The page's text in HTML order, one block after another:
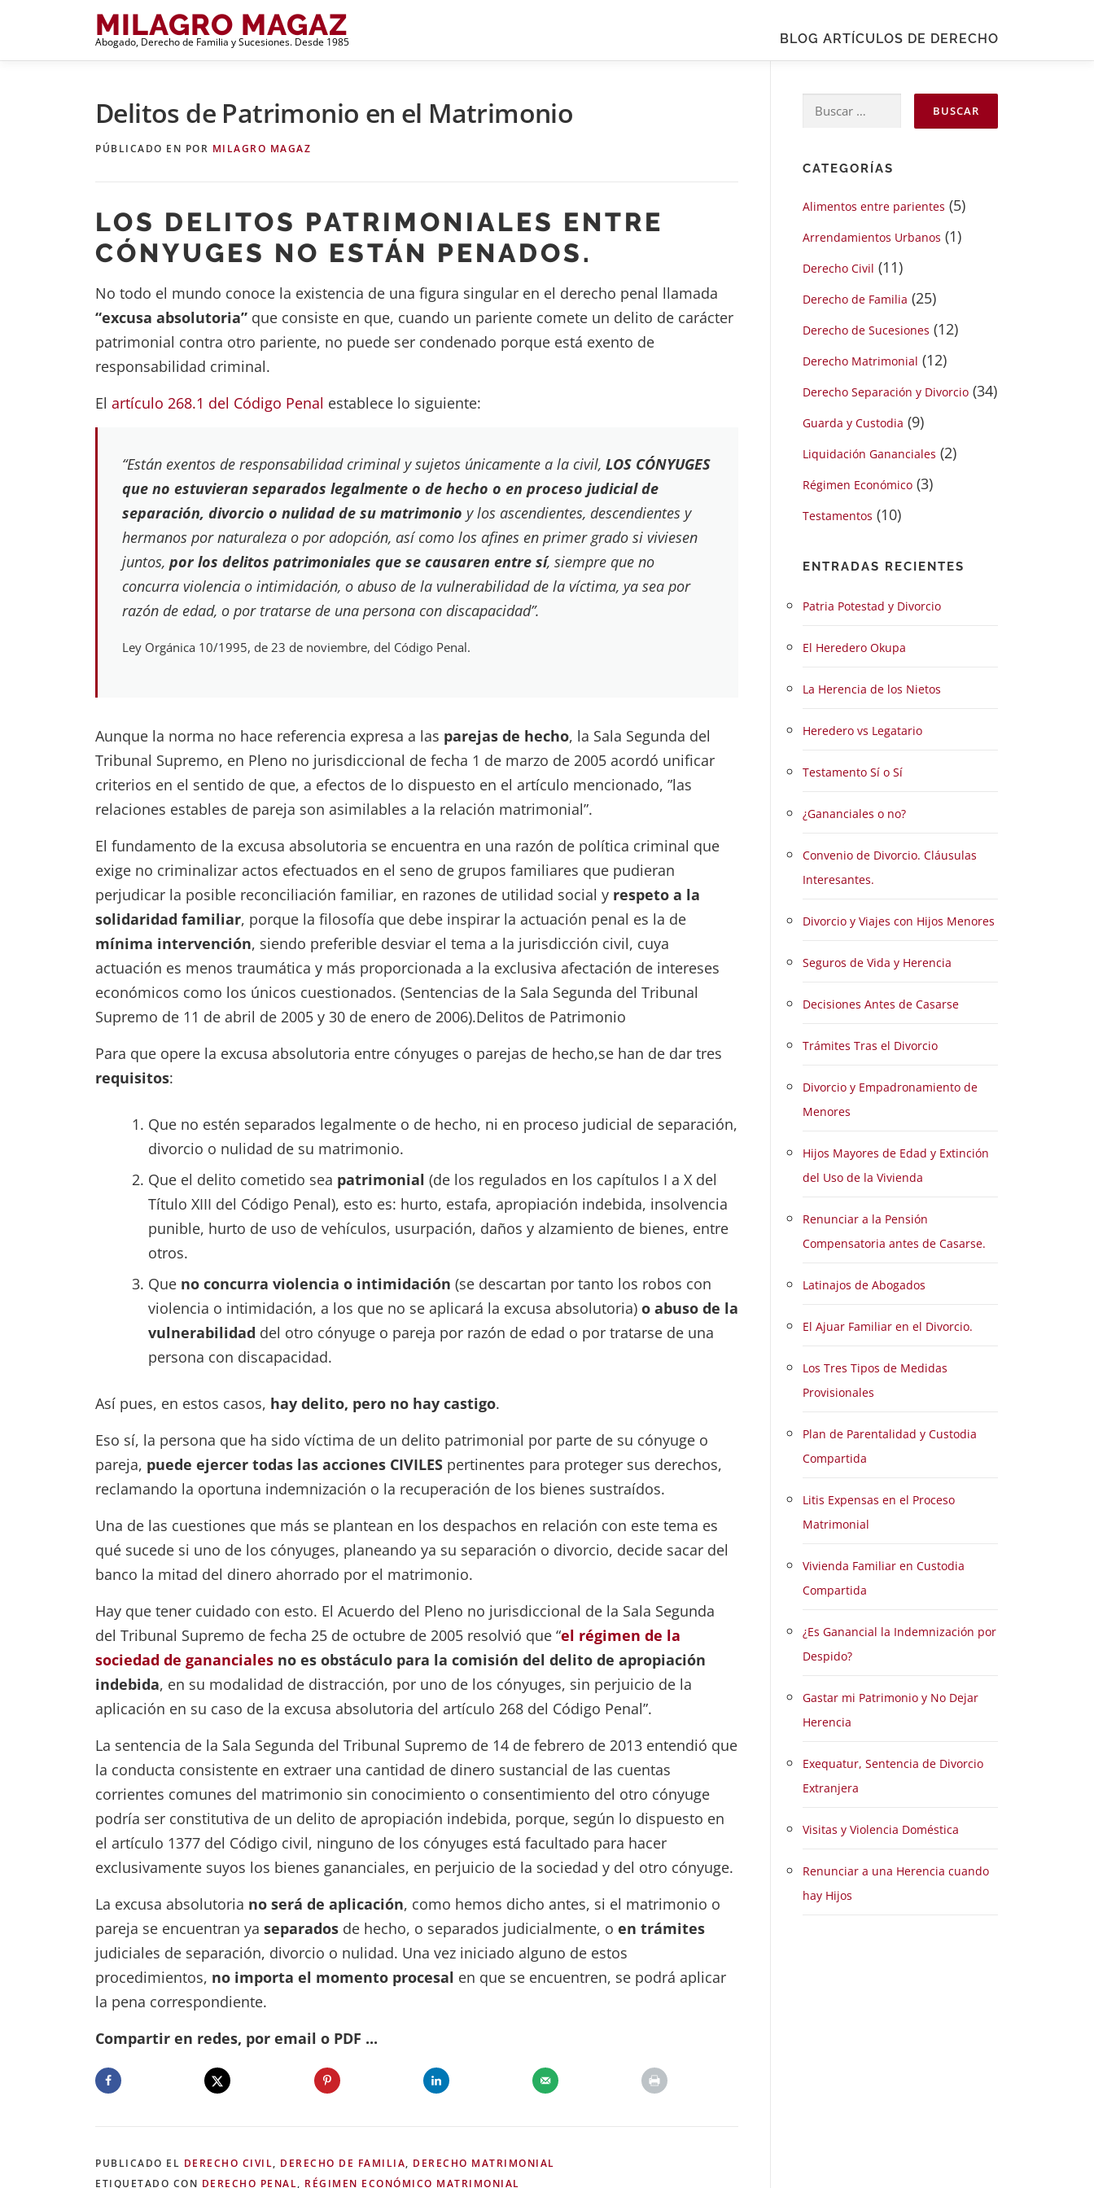
contenido
MILAGRO MAGAZ
Abogado, Derecho de Familia y Sucesiones. Desde 1985 BLOG ARTÍCULOS DE DERECHO
Delitos de Patrimonio en el Matrimonio
PÚBLICADO EN POR MILAGRO MAGAZ
LOS DELITOS PATRIMONIALES ENTRE
CÓNYUGES NO ESTÁN PENADOS.
No todo el mundo conoce la existencia de una figura singular en el derecho penal llamada
“excusa absolutoria” que consiste en que, cuando un pariente comete un delito de carácter
patrimonial contra otro pariente, no puede ser condenado porque está exento de
responsabilidad criminal.
El artículo 268.1 del Código Penal establece lo siguiente:
“Están exentos de responsabilidad criminal y sujetos únicamente a la civil, LOS CÓNYUGES
que no estuvieran separados legalmente o de hecho o en proceso judicial de
separación, divorcio o nulidad de su matrimonio y los ascendientes, descendientes y
hermanos por naturaleza o por adopción, así como los afines en primer grado si viviesen
juntos, por los delitos patrimoniales que se causaren entre sí, siempre que no
concurra violencia o intimidación, o abuso de la vulnerabilidad de la víctima, ya sea por
razón de edad, o por tratarse de una persona con discapacidad”.
Ley Orgánica 10/1995, de 23 de noviembre, del Código Penal.
Aunque la norma no hace referencia expresa a las parejas de hecho, la Sala Segunda del
Tribunal Supremo, en Pleno no jurisdiccional de fecha 1 de marzo de 2005 acordó unificar
criterios en el sentido de que, a efectos de lo dispuesto en el artículo mencionado, ”las
relaciones estables de pareja son asimilables a la relación matrimonial”.
El fundamento de la excusa absolutoria se encuentra en una razón de política criminal que
exige no criminalizar actos efectuados en el seno de grupos familiares que pudieran
perjudicar la posible reconciliación familiar, en razones de utilidad social y respeto a la
solidaridad familiar, porque la filosofía que debe inspirar la actuación penal es la de
mínima intervención, siendo preferible desviar el tema a la jurisdicción civil, cuya
actuación es menos traumática y más proporcionada a la exclusiva afectación de intereses
económicos como los únicos cuestionados. (Sentencias de la Sala Segunda del Tribunal
Supremo de 11 de abril de 2005 y 30 de enero de 2006).Delitos de Patrimonio
Para que opere la excusa absolutoria entre cónyuges o parejas de hecho,se han de dar tres
requisitos:
Que no estén separados legalmente o de hecho, ni en proceso judicial de separación,
divorcio o nulidad de su matrimonio.
Que el delito cometido sea patrimonial (de los regulados en los capítulos I a X del
Título XIII del Código Penal), esto es: hurto, estafa, apropiación indebida, insolvencia
punible, hurto de uso de vehículos, usurpación, daños y alzamiento de bienes, entre
otros.
Que no concurra violencia o intimidación (se descartan por tanto los robos con
violencia o intimidación, a los que no se aplicará la excusa absolutoria) o abuso de la
vulnerabilidad del otro cónyuge o pareja por razón de edad o por tratarse de una
persona con discapacidad.
Así pues, en estos casos, hay delito, pero no hay castigo.
Eso sí, la persona que ha sido víctima de un delito patrimonial por parte de su cónyuge o
pareja, puede ejercer todas las acciones CIVILES pertinentes para proteger sus derechos,
reclamando la oportuna indemnización o la recuperación de los bienes sustraídos.
Una de las cuestiones que más se plantean en los despachos en relación con este tema es
qué sucede si uno de los cónyuges, planeando ya su separación o divorcio, decide sacar del
banco la mitad del dinero ahorrado por el matrimonio.
Hay que tener cuidado con esto. El Acuerdo del Pleno no jurisdiccional de la Sala Segunda
del Tribunal Supremo de fecha 25 de octubre de 2005 resolvió que “el régimen de la
sociedad de gananciales no es obstáculo para la comisión del delito de apropiación
indebida, en su modalidad de distracción, por uno de los cónyuges, sin perjuicio de la
aplicación en su caso de la excusa absolutoria del artículo 268 del Código Penal”.
La sentencia de la Sala Segunda del Tribunal Supremo de 14 de febrero de 2013 entendió que
la conducta consistente en extraer una cantidad de dinero sustancial de las cuentas
corrientes comunes del matrimonio sin conocimiento o consentimiento del otro cónyuge
podría ser constitutiva de un delito de apropiación indebida, porque, según lo dispuesto en
el artículo 1377 del Código civil, ninguno de los cónyuges está facultado para hacer
exclusivamente suyos los bienes gananciales, en perjuicio de la sociedad y del otro cónyuge.
La excusa absolutoria no será de aplicación, como hemos dicho antes, si el matrimonio o
pareja se encuentran ya separados de hecho, o separados judicialmente, o en trámites
judiciales de separación, divorcio o nulidad. Una vez iniciado alguno de estos
procedimientos, no importa el momento procesal en que se encuentren, se podrá aplicar
la pena correspondiente.
Compartir en redes, por email o PDF ...
PUBLICADO EL DERECHO CIVIL, DERECHO DE FAMILIA, DERECHO MATRIMONIAL
ETIQUETADO CON DERECHO PENAL, RÉGIMEN ECONÓMICO MATRIMONIAL
Buscar:
CATEGORÍAS
Alimentos entre parientes (5)
Arrendamientos Urbanos (1)
Derecho Civil (11)
Derecho de Familia (25)
Derecho de Sucesiones (12)
Derecho Matrimonial (12)
Derecho Separación y Divorcio (34)
Guarda y Custodia (9)
Liquidación Gananciales (2)
Régimen Económico (3)
Testamentos (10)
ENTRADAS RECIENTES
Patria Potestad y Divorcio
El Heredero Okupa
La Herencia de los Nietos
Heredero vs Legatario
Testamento Sí o Sí
¿Gananciales o no?
Convenio de Divorcio. Cláusulas
Interesantes.
Divorcio y Viajes con Hijos Menores
Seguros de Vida y Herencia
Decisiones Antes de Casarse
Trámites Tras el Divorcio
Divorcio y Empadronamiento de
Menores
Hijos Mayores de Edad y Extinción
del Uso de la Vivienda
Renunciar a la Pensión
Compensatoria antes de Casarse.
Latinajos de Abogados
El Ajuar Familiar en el Divorcio.
Los Tres Tipos de Medidas
Provisionales
Plan de Parentalidad y Custodia
Compartida
Litis Expensas en el Proceso
Matrimonial
Vivienda Familiar en Custodia
Compartida
¿Es Ganancial la Indemnización por
Despido?
Gastar mi Patrimonio y No Dejar
Herencia
Exequatur, Sentencia de Divorcio
Extranjera
Visitas y Violencia Doméstica
Renunciar a una Herencia cuando
hay Hijos